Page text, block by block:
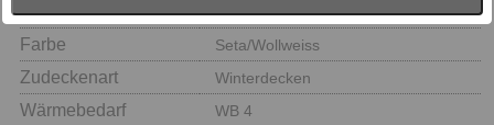
Größe
Farbe
Seta/Wollweiss
Zudeckenart Winterdecken
Wärmebedarf WB 4